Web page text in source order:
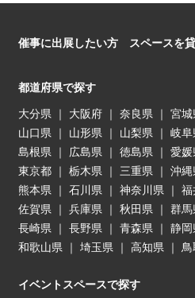
催事に出展したい方 スペースを
都道府県で探す
大分県｜ 大阪府｜ 奈良県｜ 宮城
山口県｜ 山形県｜ 山梨県｜ 岐阜
島根県｜ 広島県｜ 徳島県｜ 愛媛
東京都｜ 栃木県｜ 三重県｜ 沖縄
熊本県｜ 石川県｜ 神奈川県｜ 福
佐賀県｜ 兵庫県｜ 秋田県｜ 群馬
長崎県｜ 長野県｜ 青森県｜ 静岡
和歌山県｜ 埼玉県｜ 高知県｜ 鳥
イベントスペースで探す